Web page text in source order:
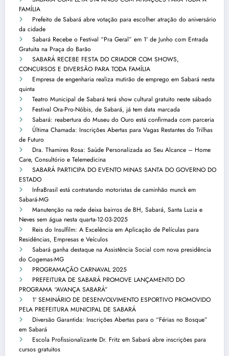
FAMÍLIA
Prefeito de Sabará abre votação para escolher atração do aniversário
da cidade
Sabará Recebe o Festival “Pra Geral” em 1º de Junho com Entrada
Gratuita na Praça do Barão
SABARÁ RECEBE FESTA DO CRIADOR COM SHOWS,
CONCURSOS E DIVERSÃO PARA TODA FAMÍLIA
Empresa de engenharia realiza mutirão de emprego em Sabará nesta
quinta
Teatro Municipal de Sabará terá show cultural gratuito neste sábado
Festival Ora-Pro-Nóbis, de Sabará, já tem data marcada
Sabará: reabertura do Museu do Ouro está confirmada com parceria
Última Chamada: Inscrições Abertas para Vagas Restantes do Trilhas
de Futuro
Dra. Thamires Rosa: Saúde Personalizada ao Seu Alcance – Home
Care, Consultório e Telemedicina
SABARÁ PARTICIPA DO EVENTO MINAS SANTA DO GOVERNO DO
ESTADO
InfraBrasil está contratando motoristas de caminhão munck em
Sabará-MG
Manutenção na rede deixa bairros de BH, Sabará, Santa Luzia e
Neves sem água nesta quarta-12-03-2025
Reis do Insulfilm: A Excelência em Aplicação de Películas para
Residências, Empresas e Veículos
Sabará ganha destaque na Assistência Social com nova presidência
do Cogemas-MG
PROGRAMAÇÃO CARNAVAL 2025
PREFEITURA DE SABARÁ PROMOVE LANÇAMENTO DO
PROGRAMA “AVANÇA SABARÁ”
1º SEMINÁRIO DE DESENVOLVIMENTO ESPORTIVO PROMOVIDO
PELA PREFEITURA MUNICIPAL DE SABARÁ
Diversão Garantida: Inscrições Abertas para o “Férias no Bosque”
em Sabará
Escola Profissionalizante Dr. Fritz em Sabará abre inscrições para
cursos gratuitos